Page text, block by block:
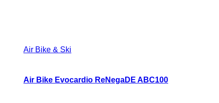
Air Bike & Ski
Air Bike Evocardio ReNegaDE ABC100